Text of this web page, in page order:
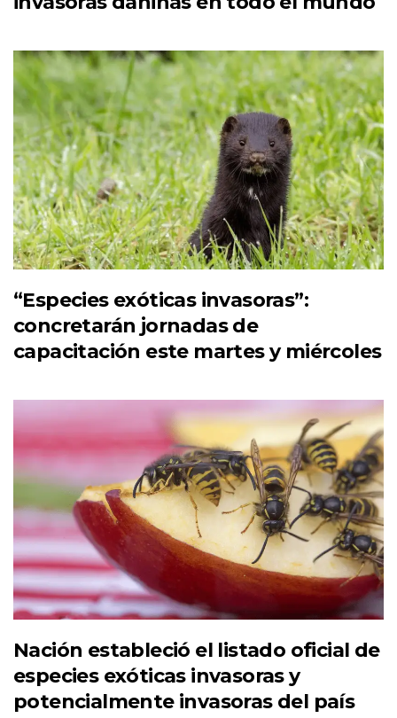
“Especies exóticas invasoras”:
concretarán jornadas de
capacitación este martes y miércoles
Nación estableció el listado oficial de
especies exóticas invasoras y
potencialmente invasoras del país